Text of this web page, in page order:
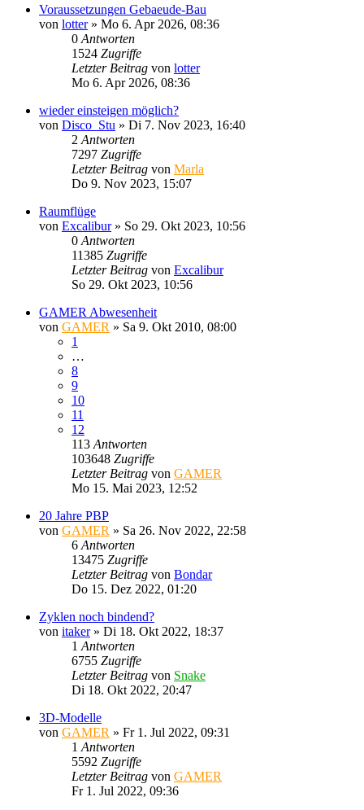
Voraussetzungen Gebaeude-Bau
von lotter» Mo 6. Apr 2026, 08:36
0 Antworten
1524 Zugriffe
Letzter Beitrag von lotter
Mo 6. Apr 2026, 08:36
wieder einsteigen möglich?
von Disco_Stu » Di 7. Nov 2023, 16:40
2 Antworten
7297 Zugriffe
Letzter Beitrag von Marla
Do 9. Nov 2023, 15:07
Raumflüge
von Excalibur» So 29. Okt 2023, 10:56
0 Antworten
11385 Zugriffe
Letzter Beitrag von Excalibur
So 29. Okt 2023, 10:56
GAMER Abwesenheit
von GAMER » Sa 9. Okt 2010, 08:00
1
…
8
9
10
11
12
113 Antworten
103648 Zugriffe
Letzter Beitrag von GAMER
Mo 15. Mai 2023, 12:52
20 Jahre PBP
von GAMER » Sa 26. Nov 2022, 22:58
6 Antworten
13475 Zugriffe
Letzter Beitrag von Bondar
Do 15. Dez 2022, 01:20
Zyklen noch bindend?
von itaker» Di 18. Okt 2022, 18:37
1 Antworten
6755 Zugriffe
Letzter Beitrag von Snake
Di 18. Okt 2022, 20:47
3D-Modelle
von GAMER » Fr 1. Jul 2022, 09:31
1 Antworten
5592 Zugriffe
Letzter Beitrag von GAMER
Fr 1. Jul 2022, 09:36